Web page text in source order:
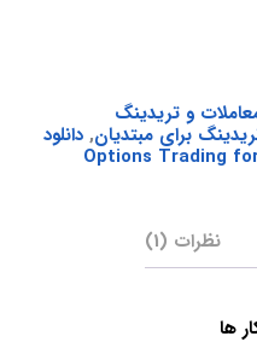
و تریدینگ
برای مبتدیان, دانلود
Options Trading
نظرات (1)
ها